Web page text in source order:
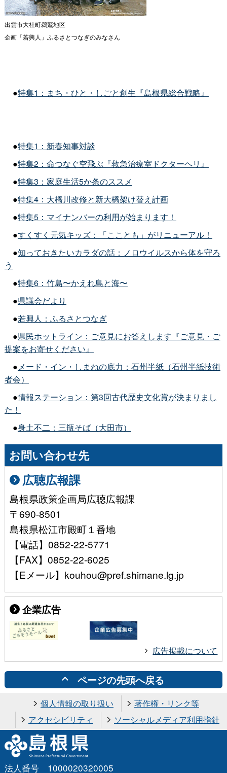
出雲市大社町鵜鷲地区
企画「若興人」ふるさとつなぎのみなさん
●特集1：まち・ひと・しごと創生『島根県総合戦略』
●特集1：新春知事対談
●特集2：命つなぐ空飛ぶ『救急治療室ドクターヘリ』
●特集3：家庭生活5か条のススメ
●特集4：大橋川改修と新大橋架け替え計画
●特集5：マイナンバーの利用が始まります！
●すくすく元気キッズ：「こことも」がリニューアル！
●知っておきたいカラダの話：ノロウイルスから体を守ろ
う
●特集6：竹島〜かえれ島と海〜
●県議会だより
●若興人：ふるさとつなぎ
●県民ホットライン：ご意見にお答えします『ご意見・ご
提案をお寄せください』
●メード・イン・しまねの底力：石州半紙（石州半紙技術
者会）
●情報ステーション：第3回古代歴史文化賞が決まりまし
た！
●身土不二：三瓶そば（大田市）
お問い合わせ先
広聴広報課
島根県政策企画局広聴広報課
〒690-8501
島根県松江市殿町１番地
【電話】0852-22-5771
【FAX】0852-22-6025
【Eメール】kouhou@pref.shimane.lg.jp
企業広告
広告掲載について
ページの先頭へ戻る
個人情報の取り扱い
著作権・リンク等
アクセシビリティ
ソーシャルメディア利用指針
法人番号 1000020320005